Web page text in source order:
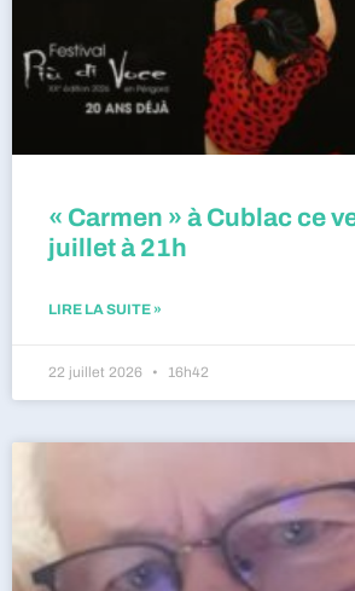
« Carmen » à Cublac ce
juillet à 21h
LIRE LA SUITE »
22 juillet 2026 16h42